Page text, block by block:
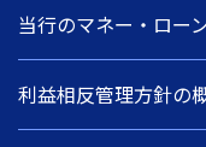
当行のマネー・ロー
利益相反管理方針の